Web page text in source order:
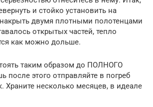
и стойко установить на
двумя плотными полотенцами
открытых частей, тепло
как можно дольше.
таким образом до ПОЛНОГО
после этого отправляйте в погреб
Храните несколько месяцев, в идеале